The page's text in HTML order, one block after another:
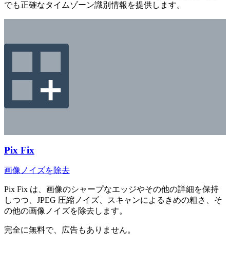
でも正確なタイムゾーン識別情報を提供します。
Pix Fix
画像ノイズを除去
Pix Fix は、画像のシャープなエッジやその他の詳細を保持
しつつ、JPEG 圧縮ノイズ、スキャンによるきめの粗さ、そ
の他の画像ノイズを除去します。
完全に無料で、広告もありません。